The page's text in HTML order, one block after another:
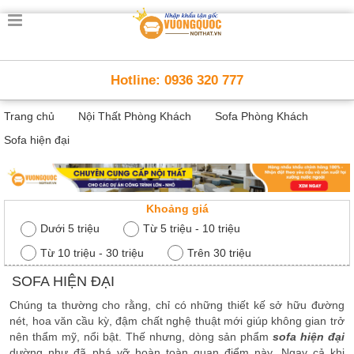
Trang
Thông
Minh
Nội
thất
minh
Nội
Thất
Giường
tầng,
học, tủ
sách
Hotline: 0936 320 777
Trang chủ Nội Thất Phòng Khách
Sofa Phòng Khách
Sofa hiện đại
Khoảng giá
Dưới 5 triệu
Từ 5 triệu - 10 triệu
Từ 10 triệu - 30 triệu
Trên 30 triệu
SOFA HIỆN ĐẠI
Chúng ta thường cho rằng, chỉ có những thiết kế sở hữu đường
nét, hoa văn cầu kỳ, đậm chất nghệ thuật mới giúp không gian trở
nên thẩm mỹ, nổi bật. Thế nhưng, dòng sản phẩm sofa hiện đại